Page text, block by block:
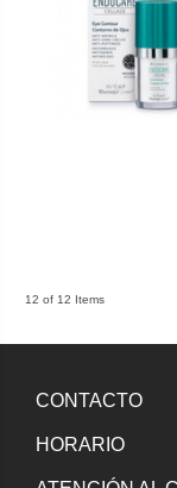
12 of 12 Items
CONTACTO
HORARIO